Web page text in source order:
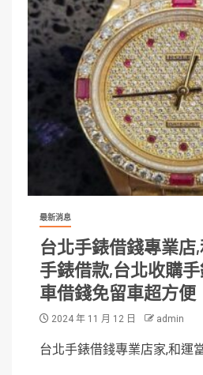
最新消息
台北手錶借錢專業店
手錶借款,台北收購
車借錢免留車超方便
2024 年 11 月 12 日 admin
台北手錶借錢專業店家,和運